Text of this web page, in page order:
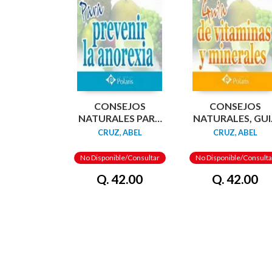
CONSEJOS
NATURALES PARA
PREVENIR LA
POLARIS
CRUZ, ABEL
No Disponible/Consultar
Q. 42.00
CONSEJOS
NATURALES, GUIA
DE VITAMINAS Y
POLARIS
CRUZ, ABEL
No Disponible/
Q. 42.00